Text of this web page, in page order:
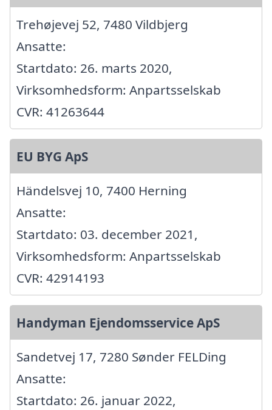
Trehøjevej 52, 7480 Vildbjerg
Ansatte:
Startdato: 26. marts 2020,
Virksomhedsform: Anpartsselskab
CVR: 41263644
EU BYG ApS
Händelsvej 10, 7400 Herning
Ansatte:
Startdato: 03. december 2021,
Virksomhedsform: Anpartsselskab
CVR: 42914193
Handyman Ejendomsservice ApS
Sandetvej 17, 7280 Sønder FELDing
Ansatte:
Startdato: 26. januar 2022,